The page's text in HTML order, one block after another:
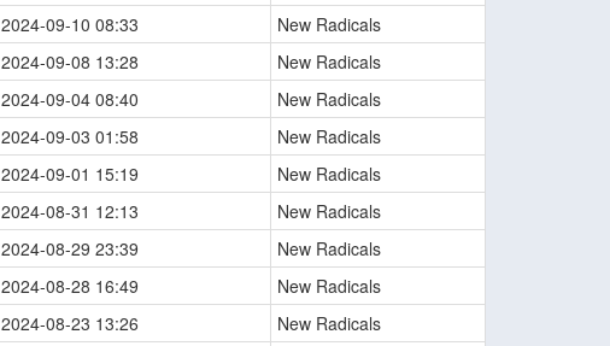
2024-09-10 08:33
New Radicals
2024-09-08 13:28
New Radicals
2024-09-04 08:40
New Radicals
2024-09-03 01:58
New Radicals
2024-09-01 15:19
New Radicals
2024-08-31 12:13
New Radicals
2024-08-29 23:39
New Radicals
2024-08-28 16:49
New Radicals
2024-08-23 13:26
New Radicals